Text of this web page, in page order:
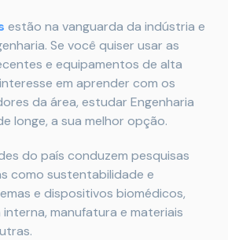
estão na vanguarda da indústria e
Se você quiser usar as
e equipamentos de alta
em aprender com os
da área, estudar Engenharia
longe, a sua melhor opção.
do país conduzem pesquisas
como sustentabilidade e
e dispositivos biomédicos,
manufatura e materiais